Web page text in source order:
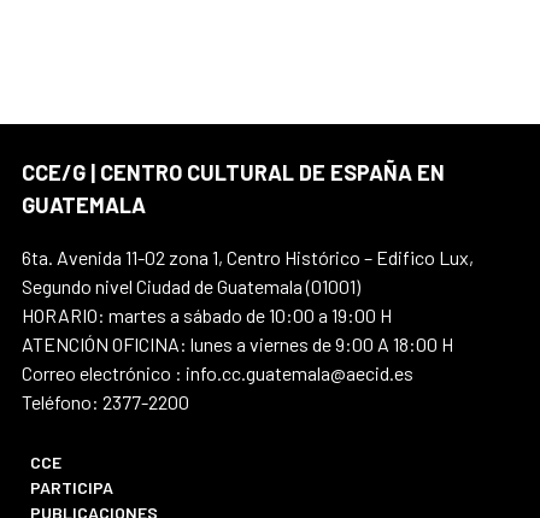
CCE/G | CENTRO CULTURAL DE ESPAÑA EN
GUATEMALA
6ta. Avenida 11-02 zona 1, Centro Histórico – Edifico Lux,
Segundo nivel Ciudad de Guatemala (01001)
HORARIO: martes a sábado de 10:00 a 19:00 H
ATENCIÓN OFICINA: lunes a viernes de 9:00 A 18:00 H
Correo electrónico : info.cc.guatemala@aecid.es
Teléfono: 2377-2200
CCE
PARTICIPA
PUBLICACIONES